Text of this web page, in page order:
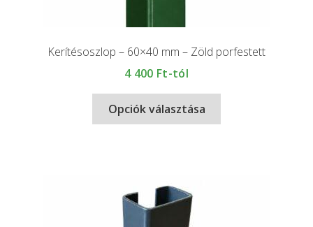
Kerítésoszlop – 60×40 mm – Zöld porfestett
4 400 Ft-tól
Opciók választása